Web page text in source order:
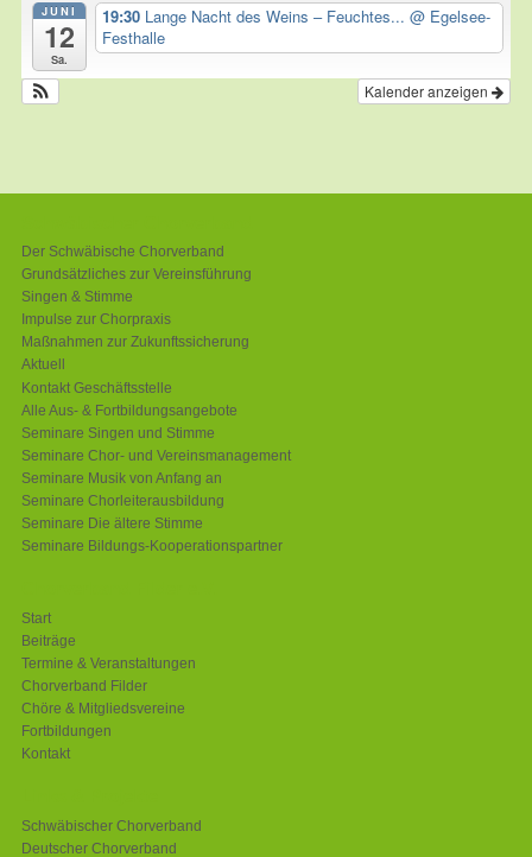
JUNI
12
Sa.
19:30 Lange Nacht des Weins – Feuchtes...@ Egelsee-
Festhalle
Kalender anzeigen
Der Schwäbische Chorverband
Grundsätzliches zur Vereinsführung
Singen & Stimme
Impulse zur Chorpraxis
Maßnahmen zur Zukunftssicherung
Aktuell
Kontakt Geschäftsstelle
Alle Aus- & Fortbildungsangebote
Seminare Singen und Stimme
Seminare Chor- und Vereinsmanagement
Seminare Musik von Anfang an
Seminare Chorleiterausbildung
Seminare Die ältere Stimme
Seminare Bildungs-Kooperationspartner
Start
Beiträge
Termine & Veranstaltungen
Chorverband Filder
Chöre & Mitgliedsvereine
Fortbildungen
Kontakt
Schwäbischer Chorverband
Deutscher Chorverband